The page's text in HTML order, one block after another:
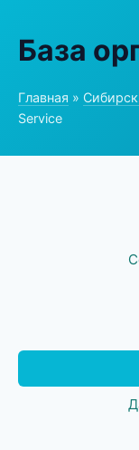
База
Главная »
Service